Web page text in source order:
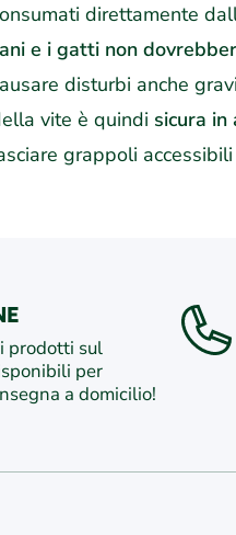
direttamente
e i gatti non
disturbi anche
vite è quindi sicura
grappoli
prodotti sul
per
a domicilio!